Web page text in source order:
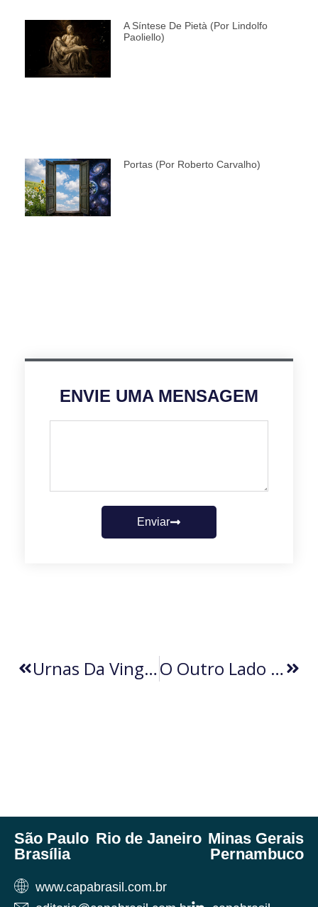
A Síntese De Pietà (por Lindolfo
Paoliello)
Portas (por Roberto Carvalho)
ENVIE UMA MENSAGEM
Enviar
Urnas Da Vingança (por Nestor De Oliveira) O Outro Lado Da Crise (por Edson De Oliveira Nunes)
São Paulo Rio de Janeiro Minas Gerais
Brasília
Pernambuco
www.capabrasil.com.br